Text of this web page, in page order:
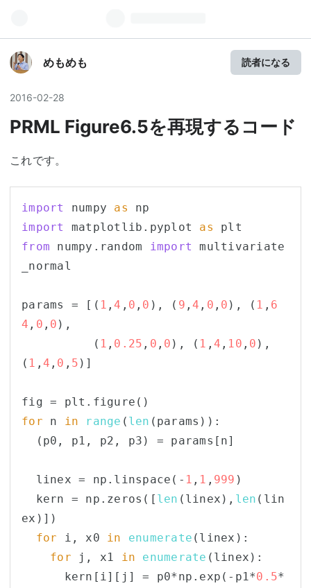
めもめも 読者になる
2016-02-28
PRML Figure6.5を再現するコード
これです。
import numpy as
import
matplotlib.pyplot as
from numpy.random import
multivariate
_normal
params = [( 1 ,4 , 0 , 0 ), ( 9 , 4 , 0 , 0 ), ( 1 , 6
4 , 0 , 0 ),
          (
1 , 0.25 , 0 , 0 ), ( 1 , 4 , 10 , 0 ),
( 1 , 4 , 0 , 5 )]
for n in range ( len (params)):
  linex = np.linspace(-
1 , 1 , 999 )
  kern = np.zeros([
len (linex), len (lin
ex)])
for i, x0 in enumerate (linex):
for j, x1 in enumerate (linex):
      kern[i][j] = p0*np.exp(-p1*
0.5*